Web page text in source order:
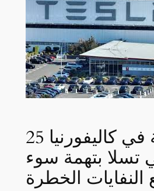
25 مقاطعة في كاليفورنيا
تسلا بتهمة سوء
النفايات الخطرة